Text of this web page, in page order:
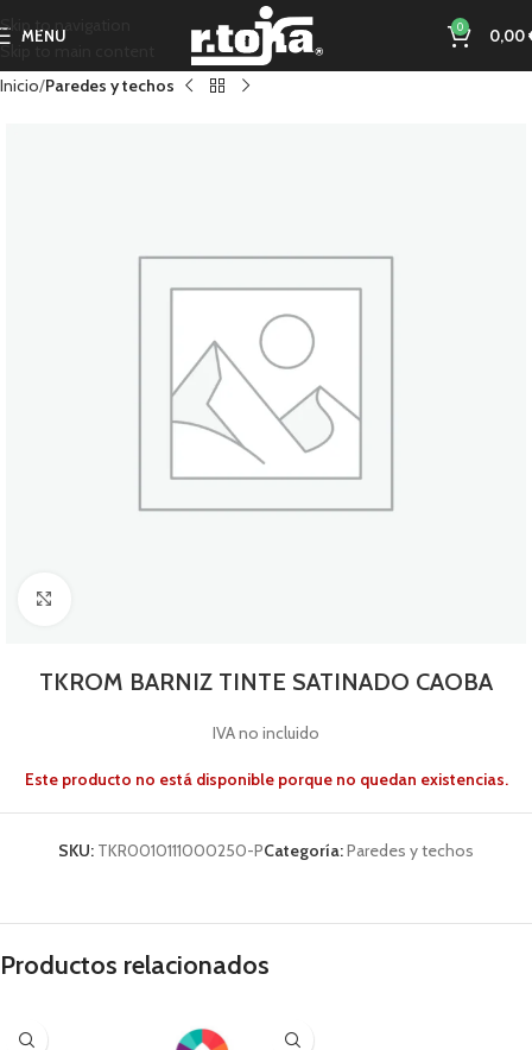
Skip to navigation
Skip to main content
MENU 0 0,00
Inicio Paredes y techos
TKROM BARNIZ TINTE SATINADO CAOBA
IVA no incluido
Este producto no está disponible porque no quedan existencias.
SKU: TKR0010111000250-PCategoría:Paredes y techos
Productos relacionados